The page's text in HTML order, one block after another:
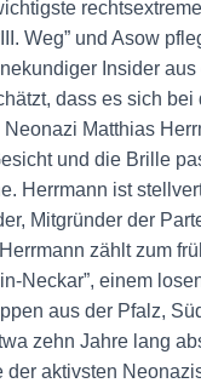
Weg” und Asow
Insider
dass es sich bei
Matthias
und die Brille
Herrmann ist
Mitgründer der
zählt zum
Neckar”, einem
aus der Pfalz,
zehn Jahre lang
der aktivsten